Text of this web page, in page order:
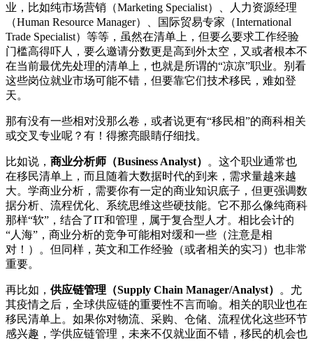
业，比如纯市场营销（Marketing Specialist）、人力资源经理
（Human Resource Manager）、国际贸易专家（International
Trade Specialist）等等，虽然在清单上，但要么要求工作经验
门槛高得吓人，要么邀请分数更是高到外太空，又或者根本不
在当前最优先处理的清单上，也就是所谓的“凉凉”职业。别看
这些岗位就业市场可能不错，但要靠它们技术移民，难如登
天。
那有没有一些相对没那么卷，或者说更有“移民相”的商科相关
或交叉专业呢？有！得擦亮眼睛仔细找。
比如说， 商业分析师（Business Analyst）
。这个职业通常也
在移民清单上，而且随着大数据时代的到来，需求量越来越
大。学商业分析，需要你有一定的商业知识底子，但更强调数
据分析、流程优化、系统思维这些硬技能。它不那么像纯商科
那样“软”，结合了IT和管理，属于复合型人才。相比会计的
“人海”，商业分析的竞争可能相对缓和一些（注意是相
对！）。但同样，英文和工作经验（或者相关的实习）也非常
重要。
再比如， 供应链管理（Supply Chain Manager/Analyst）
。尤
其疫情之后，全球供应链的重要性不言而喻。相关的职业也在
移民清单上。如果你对物流、采购、仓储、流程优化这些环节
感兴趣，学供应链管理，未来不仅就业面不错，移民的机会也